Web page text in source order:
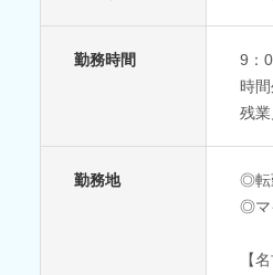
勤務時間
9：
時
残
勤務地
◎転
◎マ
【